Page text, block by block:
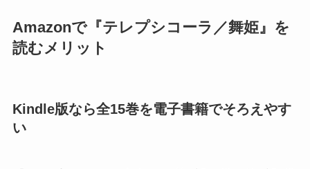
Amazonで『テレプシコーラ／舞姫』を
読むメリット
Kindle版なら全15巻を電子書籍でそろえやす
い